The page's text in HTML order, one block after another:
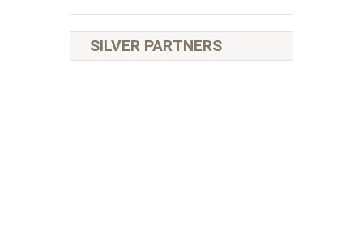
SILVER PARTNERS